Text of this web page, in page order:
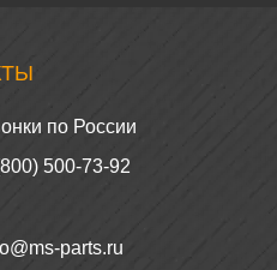
по России
500-73-92
parts.ru